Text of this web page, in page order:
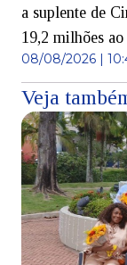
a suplente de
19,2 milhões
08/08/2026 |
Veja